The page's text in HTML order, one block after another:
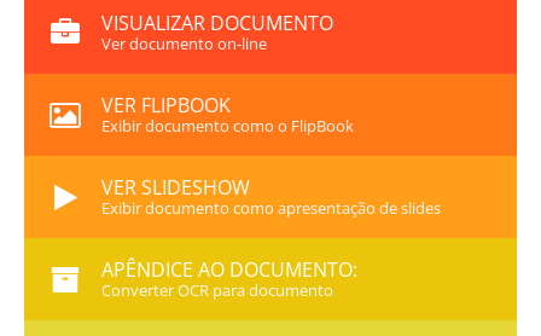
VISUALIZAR DOCUMENTO
Ver documento on-line
VER FLIPBOOK
Exibir documento como o FlipBook
VER SLIDESHOW
Exibir documento como apresentação de slides
APÊNDICE AO DOCUMENTO:
Converter OCR para documento